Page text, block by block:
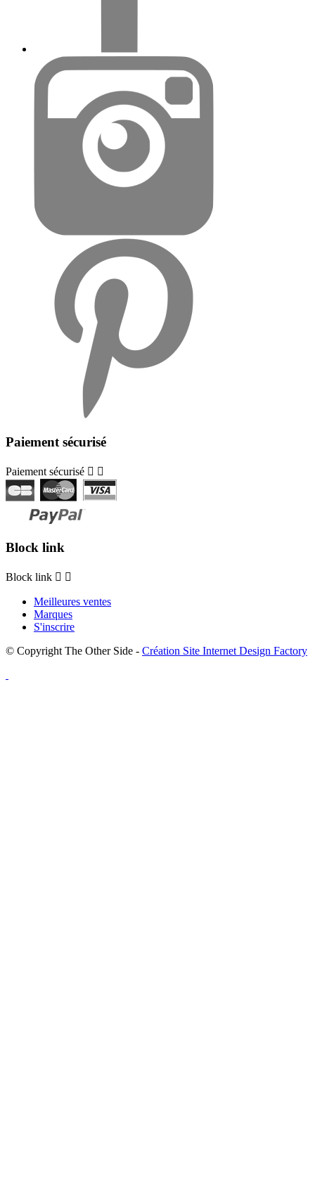
Paiement sécurisé
Paiement sécurisé  
Block link
Block link  
Meilleures ventes
Marques
S'inscrire
© Copyright The Other Side - Création Site Internet Design Factory